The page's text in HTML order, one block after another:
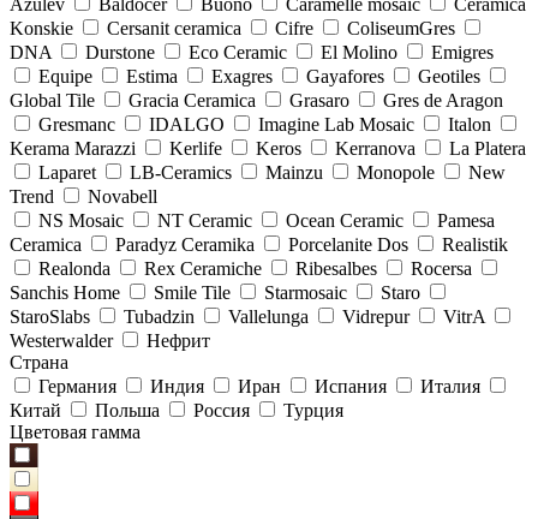
Azulev
Baldocer Buono Caramelle mosaic
Ceramica
Konskie
Cersanit ceramica Cifre
ColiseumGres
DNA
Durstone Eco Ceramic El Molino
Emigres
Equipe
Estima Exagres Gayafores
Geotiles
Global Tile
Gracia Ceramica Grasaro
Gres de Aragon
Gresmanc
IDALGO Imagine Lab Mosaic
Italon
Kerama Marazzi
Kerlife Keros Kerranova
La Platera
Laparet
LB-Ceramics Mainzu Monopole
New
Trend
Novabell
NS Mosaic
NT Ceramic Ocean Ceramic
Pamesa
Ceramica
Paradyz Сeramika Porcelanite Dos
Realistik
Realonda
Rex Ceramiche Ribesalbes
Rocersa
Sanchis Home
Smile Tile Starmosaic
Staro
StaroSlabs
Tubadzin Vallelunga Vidrepur
VitrA
Westerwalder
Нефрит
Страна
Германия
Индия Иран Испания
Италия
Китай
Польша Россия
Турция
Цветовая гамма